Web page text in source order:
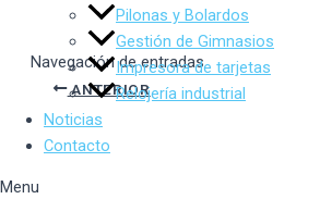
Pilonas y Bolardos
Gestión de Gimnasios
Impresora de tarjetas
Relojería industrial
Noticias
Contacto
Menu
Navegación de entradas
ANTERIOR